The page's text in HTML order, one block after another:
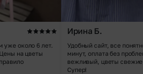
уже около 6 лет.
на цветы
Ирина Б.
Удобный сайт, все
минут, оплата без
вежливый, цветы
Супер!